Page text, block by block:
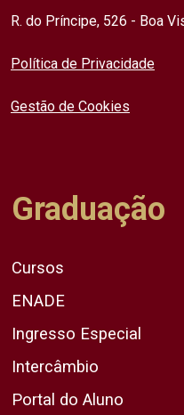
R. do Príncipe, 526 - Boa
Política de Privacidade
Gestão de Cookies
Graduação
Cursos
ENADE
Ingresso Especial
Intercâmbio
Portal do Aluno